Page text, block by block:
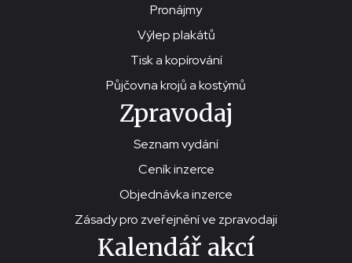
Pronájmy
Výlep plakátů
Tisk a kopírování
Půjčovna krojů a kostýmů
Zpravodaj
Seznam vydání
Ceník inzerce
Objednávka inzerce
Zásady pro zveřejnění ve zpravodaji
Kalendář akcí